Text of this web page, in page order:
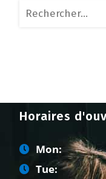
Rechercher :
Horaires
Mon:
Tue: